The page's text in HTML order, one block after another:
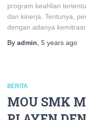
program keahlian
dan kinerja. Tentunya,
dengan adanya
By admin 5 years ago
BERITA
MOU SMK